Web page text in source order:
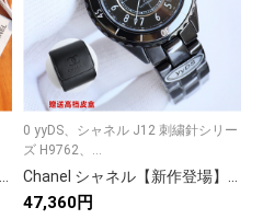
0 yyDS、シャネル J12 刺繍針シリー
ズ H9762、...
47,360円